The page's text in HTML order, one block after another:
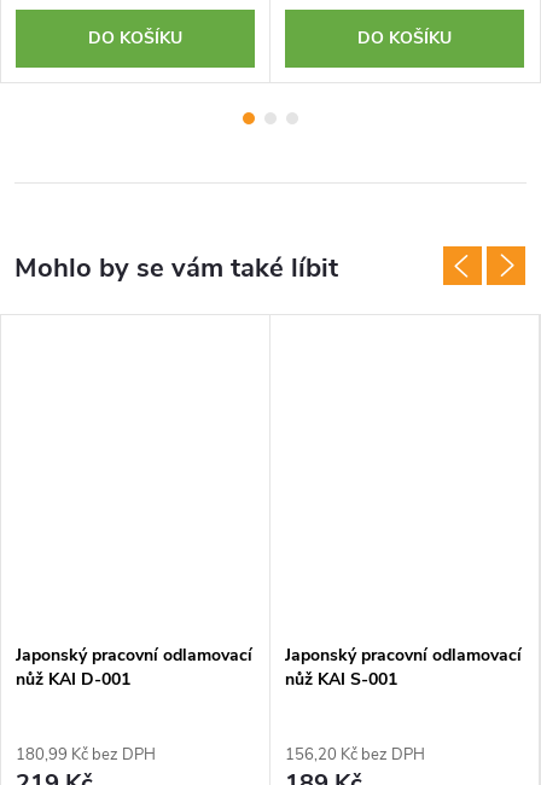
DO KOŠÍKU DO KOŠÍKU
Japonský pracovní odlamovací
nůž KAI D-001
180,99 Kč bez DPH
Japonský pracovní odlamovací
nůž KAI S-001
156,20 Kč bez DPH